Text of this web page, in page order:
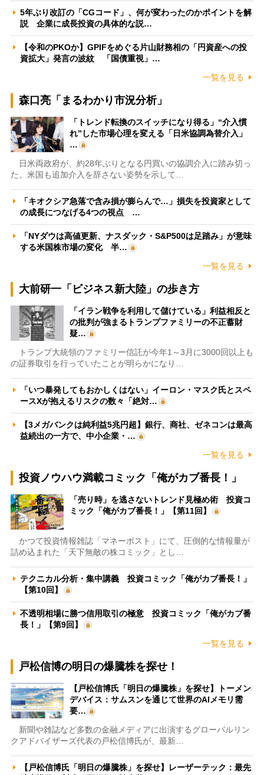
5年ぶり改訂の「CGコード」、何が変わったのかポイントを解
説 企業に成長投資の具体的な説…
【令和のPKOか】GPIFをめぐる片山財務相の「円資産への投
資拡大」発言の波紋 「国債重視」…
一覧を見る
森口亮「まるわかり市況分析」
「トレンド転換のスイッチになり得る」“介入慣
れ”した市場心理を変える「日米協調為替介入」
…
日米両政府が、約28年ぶりとなる円買いの協調介入に踏み切っ
た。米国も追加介入を辞さない姿勢を示して…
「キオクシア急落で含み損が膨らんで…」損失を投資家として
の成長につなげる4つの視点 …
「NYダウは高値更新、ナスダック・S&P500は足踏み」が意味
する米国株市場の変化 半…
一覧を見る
大前研一「ビジネス新大陸」の歩き方
「イラン戦争を利用して儲けている」利益相反と
の批判が強まるトランプファミリーの不正蓄財
疑…
トランプ大統領のファミリー信託が今年1～3月に3000回以上も
の証券取引を行っていたことが明らかになり…
「いつ暴発してもおかしくはない」イーロン・マスク氏とスペ
ースXが抱えるリスクの数々「絶対…
【3メガバンクは純利益5兆円超】銀行、商社、ゼネコンは最高
益続出の一方で、中小企業・…
一覧を見る
投資ノウハウ満載コミック「俺がカブ番長！」
「売り時」を逃さないトレンド見極め術 投資コ
ミック「俺がカブ番長！」【第11回】
かつて投資情報雑誌「マネーポスト」にて、圧倒的な情報量が
詰め込まれた「天下無敵の株コミック」とし…
テクニカル分析・集中講義 投資コミック「俺がカブ番長！」
【第10回】
不透明相場に勝つ信用取引の極意 投資コミック「俺がカブ番
長！」【第9回】
一覧を見る
戸松信博の明日の爆騰株を探せ！
【戸松信博氏「明日の爆騰株」を探せ】トーメン
デバイス：サムスンを通じて世界のAIメモリ需
要…
新聞や雑誌など多数の金融メディアに出演するグローバルリン
クアドバイザーズ代表の戸松信博氏が、最新…
【戸松信博氏「明日の爆騰株」を探せ】レーザーテック：最先